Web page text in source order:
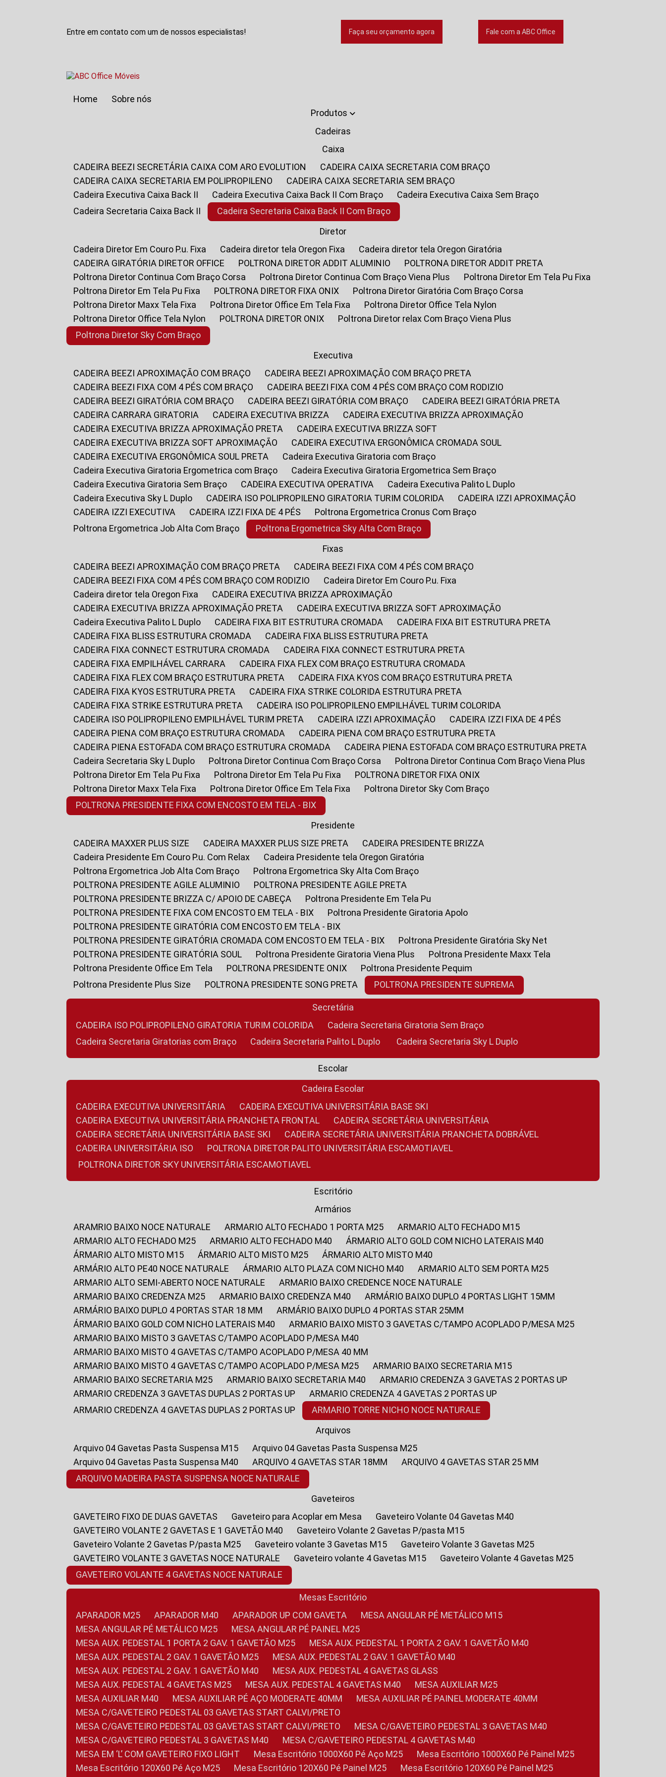
Entre em contato com um de nossos especialistas! Faça seu orçamento agora Fale com a ABC Office
Home
Sobre nós
Produtos
Cadeiras
Caixa
CADEIRA BEEZI SECRETÁRIA CAIXA COM ARO EVOLUTION
CADEIRA CAIXA SECRETARIA COM BRAÇO
CADEIRA CAIXA SECRETARIA EM POLIPROPILENO
CADEIRA CAIXA SECRETARIA SEM BRAÇO
Cadeira Executiva Caixa Back II
Cadeira Executiva Caixa Back II Com Braço
Cadeira Executiva Caixa Sem Braço
Cadeira Secretaria Caixa Back II
Cadeira Secretaria Caixa Back II Com Braço
Diretor
Cadeira Diretor Em Couro P.u. Fixa
Cadeira diretor tela Oregon Fixa
Cadeira diretor tela Oregon Giratória
CADEIRA GIRATÓRIA DIRETOR OFFICE
POLTRONA DIRETOR ADDIT ALUMINIO
POLTRONA DIRETOR ADDIT PRETA
Poltrona Diretor Continua Com Braço Corsa
Poltrona Diretor Continua Com Braço Viena Plus
Poltrona Diretor Em Tela Pu Fixa
Poltrona Diretor Em Tela Pu Fixa
POLTRONA DIRETOR FIXA ONIX
Poltrona Diretor Giratória Com Braço Corsa
Poltrona Diretor Maxx Tela Fixa
Poltrona Diretor Office Em Tela Fixa
Poltrona Diretor Office Tela Nylon
Poltrona Diretor Office Tela Nylon
POLTRONA DIRETOR ONIX
Poltrona Diretor relax Com Braço Viena Plus
Poltrona Diretor Sky Com Braço
Executiva
CADEIRA BEEZI APROXIMAÇÃO COM BRAÇO
CADEIRA BEEZI APROXIMAÇÃO COM BRAÇO PRETA
CADEIRA BEEZI FIXA COM 4 PÉS COM BRAÇO
CADEIRA BEEZI FIXA COM 4 PÉS COM BRAÇO COM RODIZIO
CADEIRA BEEZI GIRATÓRIA COM BRAÇO
CADEIRA BEEZI GIRATÓRIA COM BRAÇO
CADEIRA BEEZI GIRATÓRIA PRETA
CADEIRA CARRARA GIRATORIA
CADEIRA EXECUTIVA BRIZZA
CADEIRA EXECUTIVA BRIZZA APROXIMAÇÃO
CADEIRA EXECUTIVA BRIZZA APROXIMAÇÃO PRETA
CADEIRA EXECUTIVA BRIZZA SOFT
CADEIRA EXECUTIVA BRIZZA SOFT APROXIMAÇÃO
CADEIRA EXECUTIVA ERGONÔMICA CROMADA SOUL
CADEIRA EXECUTIVA ERGONÔMICA SOUL PRETA
Cadeira Executiva Giratoria com Braço
Cadeira Executiva Giratoria Ergometrica com Braço
Cadeira Executiva Giratoria Ergometrica Sem Braço
Cadeira Executiva Giratoria Sem Braço
CADEIRA EXECUTIVA OPERATIVA
Cadeira Executiva Palito L Duplo
Cadeira Executiva Sky L Duplo
CADEIRA ISO POLIPROPILENO GIRATORIA TURIM COLORIDA
CADEIRA IZZI APROXIMAÇÃO
CADEIRA IZZI EXECUTIVA
CADEIRA IZZI FIXA DE 4 PÉS
Poltrona Ergometrica Cronus Com Braço
Poltrona Ergometrica Job Alta Com Braço
Poltrona Ergometrica Sky Alta Com Braço
Fixas
CADEIRA BEEZI APROXIMAÇÃO COM BRAÇO PRETA
CADEIRA BEEZI FIXA COM 4 PÉS COM BRAÇO
CADEIRA BEEZI FIXA COM 4 PÉS COM BRAÇO COM RODIZIO
Cadeira Diretor Em Couro P.u. Fixa
Cadeira diretor tela Oregon Fixa
CADEIRA EXECUTIVA BRIZZA APROXIMAÇÃO
CADEIRA EXECUTIVA BRIZZA APROXIMAÇÃO PRETA
CADEIRA EXECUTIVA BRIZZA SOFT APROXIMAÇÃO
Cadeira Executiva Palito L Duplo
CADEIRA FIXA BIT ESTRUTURA CROMADA
CADEIRA FIXA BIT ESTRUTURA PRETA
CADEIRA FIXA BLISS ESTRUTURA CROMADA
CADEIRA FIXA BLISS ESTRUTURA PRETA
CADEIRA FIXA CONNECT ESTRUTURA CROMADA
CADEIRA FIXA CONNECT ESTRUTURA PRETA
CADEIRA FIXA EMPILHÁVEL CARRARA
CADEIRA FIXA FLEX COM BRAÇO ESTRUTURA CROMADA
CADEIRA FIXA FLEX COM BRAÇO ESTRUTURA PRETA
CADEIRA FIXA KYOS COM BRAÇO ESTRUTURA PRETA
CADEIRA FIXA KYOS ESTRUTURA PRETA
CADEIRA FIXA STRIKE COLORIDA ESTRUTURA PRETA
CADEIRA FIXA STRIKE ESTRUTURA PRETA
CADEIRA ISO POLIPROPILENO EMPILHÁVEL TURIM COLORIDA
CADEIRA ISO POLIPROPILENO EMPILHÁVEL TURIM PRETA
CADEIRA IZZI APROXIMAÇÃO
CADEIRA IZZI FIXA DE 4 PÉS
CADEIRA PIENA COM BRAÇO ESTRUTURA CROMADA
CADEIRA PIENA COM BRAÇO ESTRUTURA PRETA
CADEIRA PIENA ESTOFADA COM BRAÇO ESTRUTURA CROMADA
CADEIRA PIENA ESTOFADA COM BRAÇO ESTRUTURA PRETA
Cadeira Secretaria Sky L Duplo
Poltrona Diretor Continua Com Braço Corsa
Poltrona Diretor Continua Com Braço Viena Plus
Poltrona Diretor Em Tela Pu Fixa
Poltrona Diretor Em Tela Pu Fixa
POLTRONA DIRETOR FIXA ONIX
Poltrona Diretor Maxx Tela Fixa
Poltrona Diretor Office Em Tela Fixa
Poltrona Diretor Sky Com Braço
POLTRONA PRESIDENTE FIXA COM ENCOSTO EM TELA - BIX
Presidente
CADEIRA MAXXER PLUS SIZE
CADEIRA MAXXER PLUS SIZE PRETA
CADEIRA PRESIDENTE BRIZZA
Cadeira Presidente Em Couro P.u. Com Relax
Cadeira Presidente tela Oregon Giratória
Poltrona Ergometrica Job Alta Com Braço
Poltrona Ergometrica Sky Alta Com Braço
POLTRONA PRESIDENTE AGILE ALUMINIO
POLTRONA PRESIDENTE AGILE PRETA
POLTRONA PRESIDENTE BRIZZA C/ APOIO DE CABEÇA
Poltrona Presidente Em Tela Pu
POLTRONA PRESIDENTE FIXA COM ENCOSTO EM TELA - BIX
Poltrona Presidente Giratoria Apolo
POLTRONA PRESIDENTE GIRATÓRIA COM ENCOSTO EM TELA - BIX
POLTRONA PRESIDENTE GIRATÓRIA CROMADA COM ENCOSTO EM TELA - BIX
Poltrona Presidente Giratória Sky Net
POLTRONA PRESIDENTE GIRATÓRIA SOUL
Poltrona Presidente Giratoria Viena Plus
Poltrona Presidente Maxx Tela
Poltrona Presidente Office Em Tela
POLTRONA PRESIDENTE ONIX
Poltrona Presidente Pequim
Poltrona Presidente Plus Size
POLTRONA PRESIDENTE SONG PRETA POLTRONA PRESIDENTE SUPREMA
Secretária
CADEIRA ISO POLIPROPILENO GIRATORIA TURIM COLORIDA
Cadeira Secretaria Giratoria Sem Braço
Cadeira Secretaria Giratorias com Braço
Cadeira Secretaria Palito L Duplo Cadeira Secretaria Sky L Duplo
Escolar
Cadeira Escolar
CADEIRA EXECUTIVA UNIVERSITÁRIA
CADEIRA EXECUTIVA UNIVERSITÁRIA BASE SKI
CADEIRA EXECUTIVA UNIVERSITÁRIA PRANCHETA FRONTAL
CADEIRA SECRETÁRIA UNIVERSITÁRIA
CADEIRA SECRETÁRIA UNIVERSITÁRIA BASE SKI
CADEIRA SECRETÁRIA UNIVERSITÁRIA PRANCHETA DOBRÁVEL
CADEIRA UNIVERSITÁRIA ISO
POLTRONA DIRETOR PALITO UNIVERSITÁRIA ESCAMOTIAVEL
POLTRONA DIRETOR SKY UNIVERSITÁRIA ESCAMOTIAVEL
Escritório
Armários
ARAMRIO BAIXO NOCE NATURALE
ARMARIO ALTO FECHADO 1 PORTA M25
ARMARIO ALTO FECHADO M15
ARMARIO ALTO FECHADO M25
ARMARIO ALTO FECHADO M40
ÁRMARIO ALTO GOLD COM NICHO LATERAIS M40
ÁRMARIO ALTO MISTO M15
ÁRMARIO ALTO MISTO M25
ÁRMARIO ALTO MISTO M40
ARMÁRIO ALTO PE40 NOCE NATURALE
ÁRMARIO ALTO PLAZA COM NICHO M40
ARMARIO ALTO SEM PORTA M25
ARMARIO ALTO SEMI-ABERTO NOCE NATURALE
ARMARIO BAIXO CREDENCE NOCE NATURALE
ARMARIO BAIXO CREDENZA M25
ARMARIO BAIXO CREDENZA M40
ARMÁRIO BAIXO DUPLO 4 PORTAS LIGHT 15MM
ARMÁRIO BAIXO DUPLO 4 PORTAS STAR 18 MM
ARMÁRIO BAIXO DUPLO 4 PORTAS STAR 25MM
ÁRMARIO BAIXO GOLD COM NICHO LATERAIS M40
ARMARIO BAIXO MISTO 3 GAVETAS C/TAMPO ACOPLADO P/MESA M25
ARMARIO BAIXO MISTO 3 GAVETAS C/TAMPO ACOPLADO P/MESA M40
ARMARIO BAIXO MISTO 4 GAVETAS C/TAMPO ACOPLADO P/MESA 40 MM
ARMARIO BAIXO MISTO 4 GAVETAS C/TAMPO ACOPLADO P/MESA M25
ARMARIO BAIXO SECRETARIA M15
ARMARIO BAIXO SECRETARIA M25
ARMARIO BAIXO SECRETARIA M40
ARMARIO CREDENZA 3 GAVETAS 2 PORTAS UP
ARMARIO CREDENZA 3 GAVETAS DUPLAS 2 PORTAS UP
ARMARIO CREDENZA 4 GAVETAS 2 PORTAS UP
ARMARIO CREDENZA 4 GAVETAS DUPLAS 2 PORTAS UP
ARMARIO TORRE NICHO NOCE NATURALE
Arquivos
Arquivo 04 Gavetas Pasta Suspensa M15
Arquivo 04 Gavetas Pasta Suspensa M25
Arquivo 04 Gavetas Pasta Suspensa M40
ARQUIVO 4 GAVETAS STAR 18MM
ARQUIVO 4 GAVETAS STAR 25 MM
ARQUIVO MADEIRA PASTA SUSPENSA NOCE NATURALE
Gaveteiros
GAVETEIRO FIXO DE DUAS GAVETAS
Gaveteiro para Acoplar em Mesa
Gaveteiro Volante 04 Gavetas M40
GAVETEIRO VOLANTE 2 GAVETAS E 1 GAVETÃO M40
Gaveteiro Volante 2 Gavetas P/pasta M15
Gaveteiro Volante 2 Gavetas P/pasta M25
Gaveteiro volante 3 Gavetas M15
Gaveteiro Volante 3 Gavetas M25
GAVETEIRO VOLANTE 3 GAVETAS NOCE NATURALE
Gaveteiro volante 4 Gavetas M15
Gaveteiro Volante 4 Gavetas M25
GAVETEIRO VOLANTE 4 GAVETAS NOCE NATURALE
Mesas Escritório
APARADOR M25
APARADOR M40 APARADOR UP COM GAVETA
MESA ANGULAR PÉ METÁLICO M15
MESA ANGULAR PÉ METÁLICO M25
MESA ANGULAR PÉ PAINEL M25
MESA AUX. PEDESTAL 1 PORTA 2 GAV. 1 GAVETÃO M25
MESA AUX. PEDESTAL 1 PORTA 2 GAV. 1 GAVETÃO M40
MESA AUX. PEDESTAL 2 GAV. 1 GAVETÃO M25
MESA AUX. PEDESTAL 2 GAV. 1 GAVETÃO M40
MESA AUX. PEDESTAL 2 GAV. 1 GAVETÃO M40
MESA AUX. PEDESTAL 4 GAVETAS GLASS
MESA AUX. PEDESTAL 4 GAVETAS M25
MESA AUX. PEDESTAL 4 GAVETAS M40
MESA AUXILIAR M25
MESA AUXILIAR M40
MESA AUXILIAR PÉ AÇO MODERATE 40MM
MESA AUXILIAR PÉ PAINEL MODERATE 40MM
MESA C/GAVETEIRO PEDESTAL 03 GAVETAS START CALVI/PRETO
MESA C/GAVETEIRO PEDESTAL 03 GAVETAS START CALVI/PRETO
MESA C/GAVETEIRO PEDESTAL 3 GAVETAS M40
MESA C/GAVETEIRO PEDESTAL 3 GAVETAS M40
MESA C/GAVETEIRO PEDESTAL 4 GAVETAS M40
MESA EM ‘L’ COM GAVETEIRO FIXO LIGHT
Mesa Escritório 1000X60 Pé Aço M25
Mesa Escritório 1000X60 Pé Painel M25
Mesa Escritório 120X60 Pé Aço M25
Mesa Escritório 120X60 Pé Painel M25
Mesa Escritório 120X60 Pé Painel M25